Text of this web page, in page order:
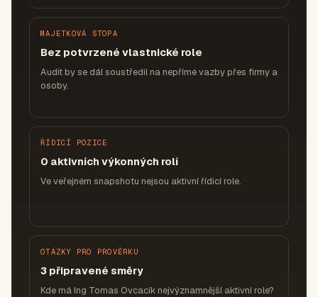
MAJETKOVÁ STOPA
Bez potvrzené vlastnické role
Audit by se dál soustředil na nepřímé vazby přes firmy a
osoby.
ŘÍDICÍ POZICE
0 aktivních výkonných rolí
Ve veřejném snapshotu nejsou aktivní řídicí role.
OTÁZKY PRO PROVĚRKU
3 připravené směry
Kde má Ing Tomas Ovcacik nejvýznamnější aktivní role?